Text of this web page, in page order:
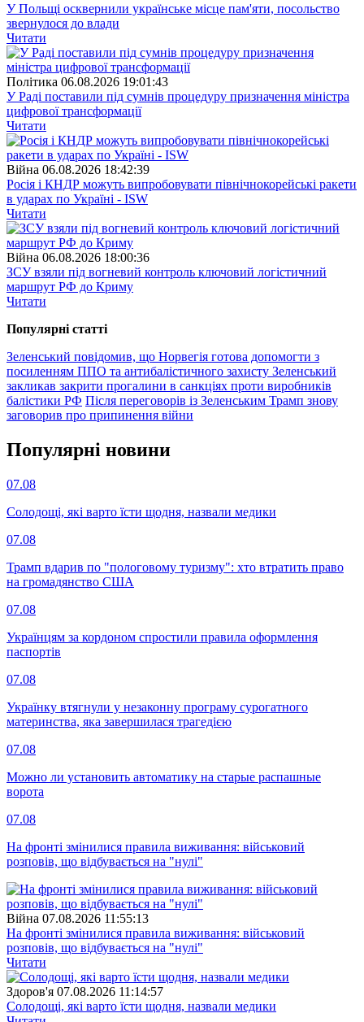
У Польщі осквернили українське місце пам'яти, посольство
звернулося до влади
Читати
Полiтика 06.08.2026 19:01:43
У Раді поставили під сумнів процедуру призначення міністра
цифрової трансформації
Читати
Війна 06.08.2026 18:42:39
Росія і КНДР можуть випробовувати північнокорейські ракети
в ударах по Україні - ISW
Читати
Війна 06.08.2026 18:00:36
ЗСУ взяли під вогневий контроль ключовий логістичний
маршрут РФ до Криму
Читати
Популярнi статтi
Зеленський повідомив, що Норвегія готова допомогти з
посиленням ППО та антибалістичного захисту Зеленський
закликaв закрити прогалини в санкціях проти виробників
балістики РФ Після переговорів із Зеленським Трамп знову
заговорив про припинення війни
Популярнi новини
07.08
Солодощі, які варто їсти щодня, назвали медики
07.08
Трамп вдарив по "пологовому туризму": хто втратить право
на громадянство США
07.08
Українцям за кордоном спростили правила оформлення
паспортів
07.08
Українку втягнули у незаконну програму сурогатного
материнства, яка завершилася трагедією
07.08
Можно ли установить автоматику на старые распашные
ворота
07.08
На фронті змінилися правила виживання: військовий
розповів, що відбувається на "нулі"
Війна 07.08.2026 11:55:13
На фронті змінилися правила виживання: військовий
розповів, що відбувається на "нулі"
Читати
Здоров'я 07.08.2026 11:14:57
Солодощі, які варто їсти щодня, назвали медики